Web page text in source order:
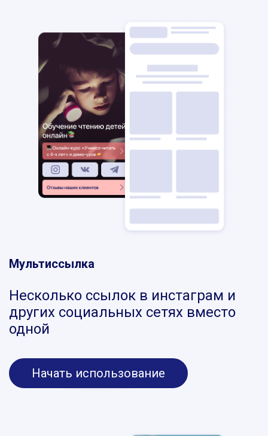
Мультиссылка
Несколько ссылок в инстаграм и
других социальных сетях вместо
одной
Начать использование